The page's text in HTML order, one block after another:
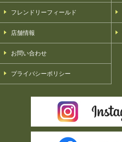
フレンドリーフィールド
店舗情報
お問い合わせ
プライバシーポリシー